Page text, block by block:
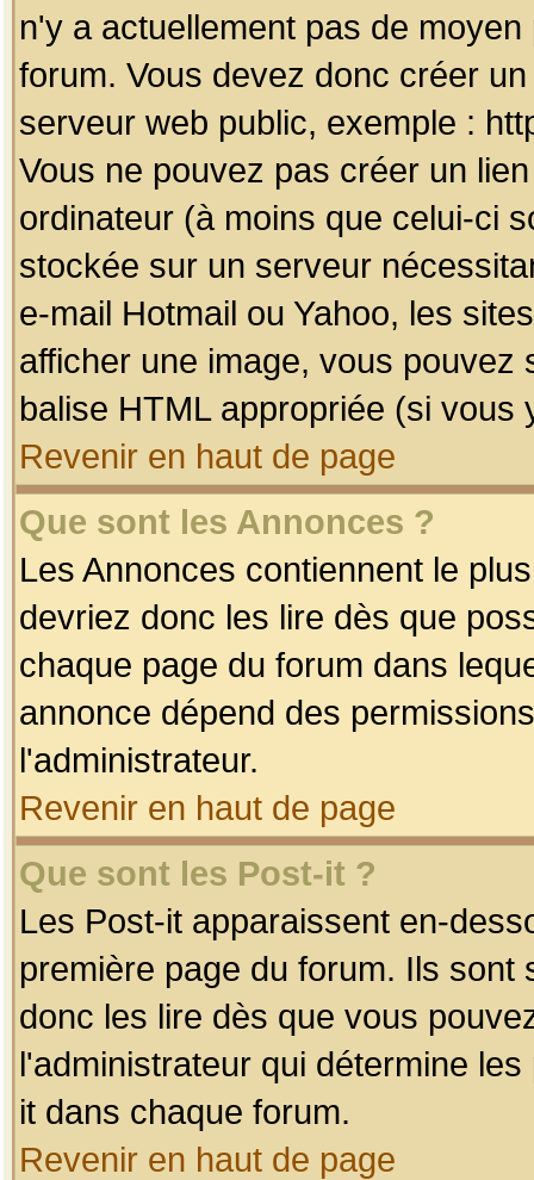
n'y a actuellement pas de
forum. Vous devez donc créer
serveur web public, exemple :
Vous ne pouvez pas créer un
ordinateur (à moins que celui-ci
stockée sur un serveur
e-mail Hotmail ou Yahoo, les
afficher une image, vous pouvez
balise HTML appropriée (si vous
Revenir en haut de page
Que sont les Annonces ?
Les Annonces contiennent le
devriez donc les lire dès que
chaque page du forum dans
annonce dépend des
l'administrateur.
Revenir en haut de page
Que sont les Post-it ?
Les Post-it apparaissent en-
première page du forum. Ils
donc les lire dès que vous
l'administrateur qui détermine
it dans chaque forum.
Revenir en haut de page